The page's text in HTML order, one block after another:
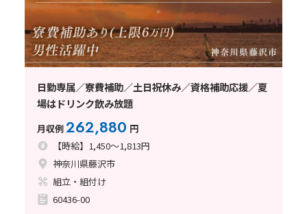
日勤専属／寮費補助／土日祝休み／資格補助応援／夏
場はドリンク飲み放題
月収例262,880 円
【時給】1,450～1,813円
神奈川県藤沢市
組立・組付け
60436-00